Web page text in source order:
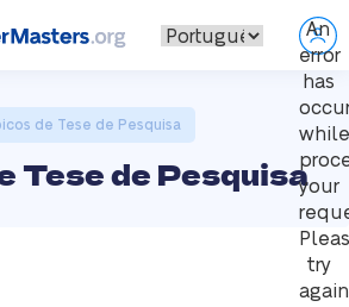
An
error
has
while
your
try
again
de Tese de Pesquisa
Tese de Pesquisa